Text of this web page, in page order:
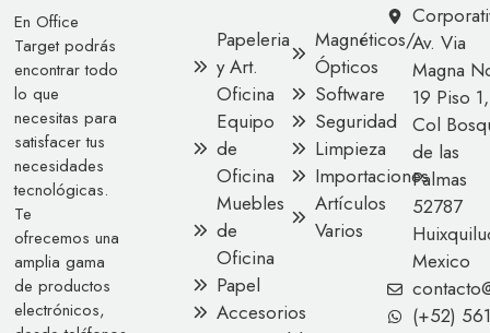
En Office
Target podrás
encontrar todo
lo que
necesitas para
satisfacer tus
necesidades
tecnológicas.
Te
ofrecemos una
amplia gama
de productos
electrónicos,
Papeleria
y Art.
Oficina
Equipo
de
Oficina
Muebles
de
Oficina
Papel
Accesorios
Magnéticos/
Ópticos
Software
Seguridad
Limpieza
Importaciones
Artículos
Varios
Av. Via
Magna
19 Piso 1,
Col
de las
Palmas
52787
Mexico
(+52) 561